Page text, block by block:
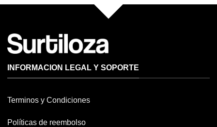
INFORMACION LEGAL Y SOPORTE
Terminos y Condiciones
Políticas de reembolso